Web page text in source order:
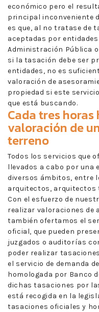
económico pero el
principal inconveniente
es que, al no tratase de
aceptadas por
Administración Pública
si la tasación debe ser
entidades, no es
valoración de
propiedad si este
que está buscando.
Cada tres horas
valoración de
terreno
Todos los servicios que
llevados a cabo por una
diversos ámbitos, entre
arquitectos, arquitectos
Con el esfuerzo de
realizar valoraciones de
también ofertamos el
oficial, que pueden
juzgados o auditorías
poder realizar
el servicio de demanda
homologada por Banco
dichas tasaciones por
está recogida en la
tasaciones oficiales y